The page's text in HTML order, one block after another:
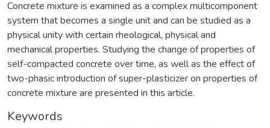
Concrete mixture is examined as a complex multicomponent
system that becomes a single unit and can be studied as a
physical unity with certain rheological, physical and
mechanical properties. Studying the change of properties of
self-compacted concrete over time, as well as the effect of
two-phasic introduction of super-plasticizer on properties of
concrete mixture are presented in this article.
Keywords